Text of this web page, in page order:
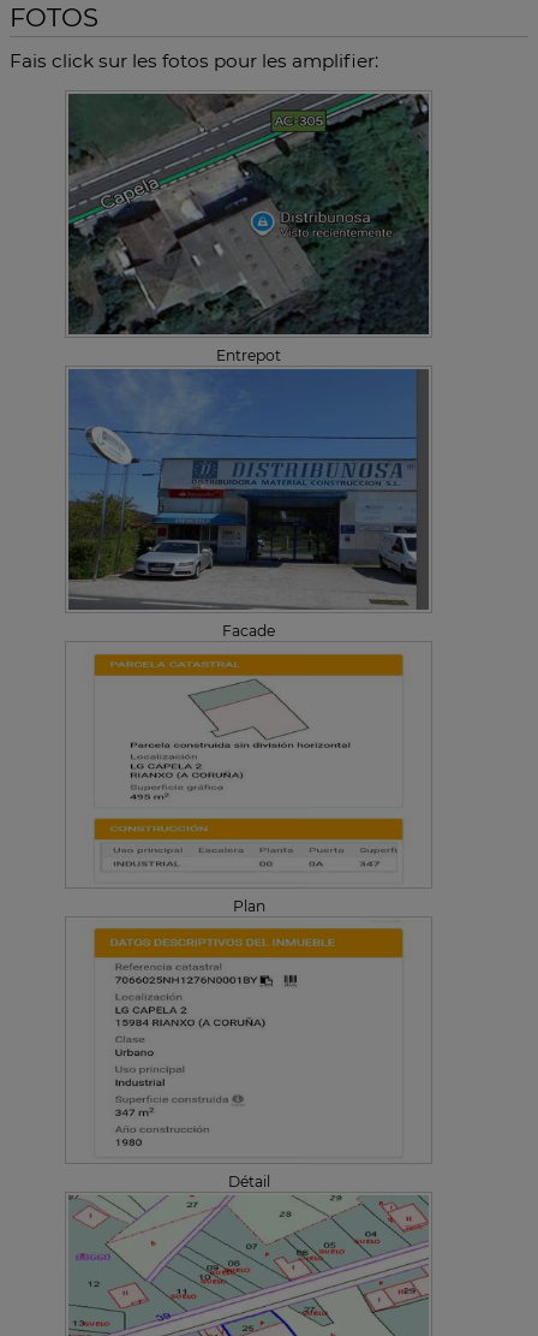
FOTOS
Fais click sur les fotos pour les amplifier:
Entrepot
Facade
Plan
Détail